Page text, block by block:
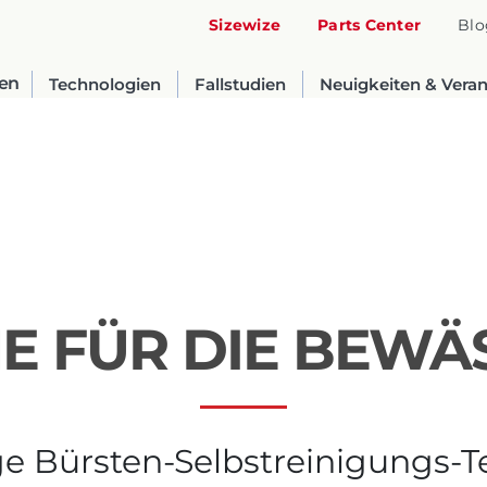
Sizewize Parts Center
Technologien Fallstudien Neuigkeiten &
United States
English
Russia
FÜR DIE
Bürsten-Selbstreinigungs-